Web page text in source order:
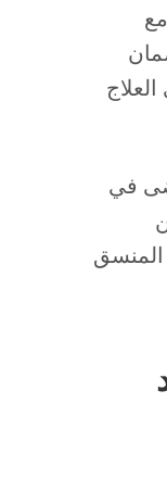
في
المنسق